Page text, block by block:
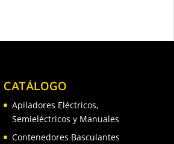
CATÁLOGO
Apiladores Eléctricos,
Semieléctricos y Manuales
Contenedores Basculantes